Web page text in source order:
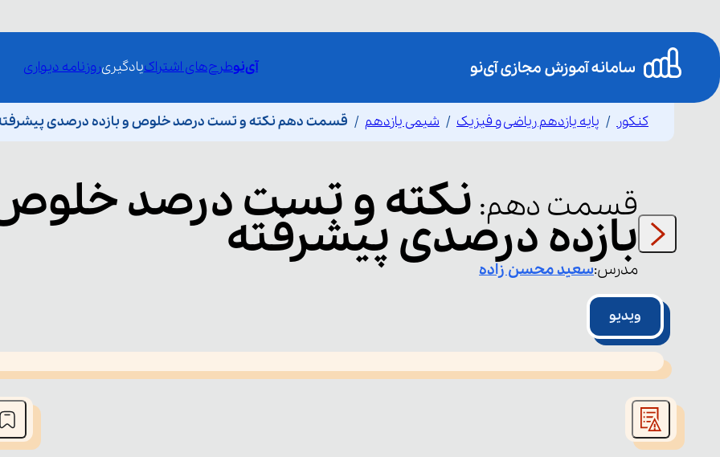
آی‌نوطرح‌های اشتراکیادگیریروزنامه دیواری
کنکور پایه یازدهم ریاضی و فیزیک شیمی یازدهم قسمت دهم نکته و تست درصد خلوص و بازده درصدی
قسمت دهم: نکته و تست درصد
بازده درصدی پیشرفته
مدرس:سعیدمحسن زاده
ویدیو
This
is
window.